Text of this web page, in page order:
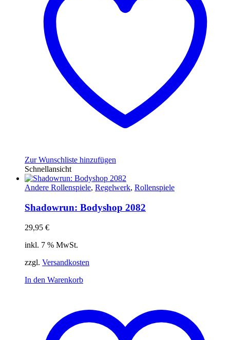
Zur Wunschliste hinzufügen
Schnellansicht
Andere Rollenspiele, Regelwerk, Rollenspiele
Shadowrun: Bodyshop 2082
29,95 €
inkl. 7 % MwSt.
zzgl. Versandkosten
In den Warenkorb